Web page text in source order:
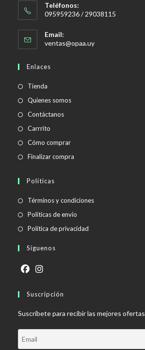
Teléfonos:
095959236 / 29038115
Email:
ventas@opaa.uySe
Enlaces
Tienda
Quienes somos
Contáctanos
Carrrito
Cómo comprar
Finalizar compra
Políticas
Términos y condicionesSe
Políticas de envío
abre
Política de privacidad
Síguenos
abre
una
nueva
pestaña
abre
una
nueva
pestaña
Suscripción
Suscríbete para recibir las mejores ofertas